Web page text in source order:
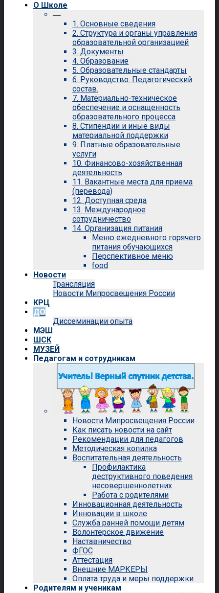
О Школе
—
1. Основные сведения
2. Структура и органы управления
образовательной организацией
3. Документы
4. Образование
5. Образовательные стандарты
6. Руководство. Педагогический
состав.
7. Материально-техническое
обеспечение и оснащенность
образовательного процесса
8. Стипендии и иные виды
материальной поддержки
9. Платные образовательные
услуги
10. Финансово-хозяйственная
деятельность
11. Вакантные места для приема
(перевода)
12. Доступная среда
13. Международное
сотрудничество
14. Организация питания
Меню ежедневного горячего
питания обучающихся
Перспективное меню
food
Новости
Трансляция
Новости Мипросвещения России
КРЦ
ДО
Диссеминации опыта
МЭШ
ШСК
МУЗЕЙ
Педагогам и сотрудникам
Новости Мипросвещения России
Как писать новости на сайт
Рекомендации для педагогов
Методическая копилка
Воспитательная деятельность
Профилактика
деструктивного поведения
несовершеннолетних
Работа с родителями
Инновационная деятельность
Инновации в школе
Служба ранней помощи детям
Волонтерское движение
Наставничество
ФГОС
Аттестация
Внешние МАРКЕРЫ
Оплата труда и меры поддержки
Родителям и ученикам